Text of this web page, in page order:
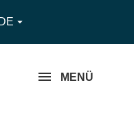
DE 
MENÜ